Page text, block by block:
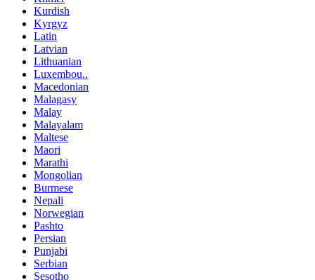
Kurdish
Kyrgyz
Latin
Latvian
Lithuanian
Luxembou..
Macedonian
Malagasy
Malay
Malayalam
Maltese
Maori
Marathi
Mongolian
Burmese
Nepali
Norwegian
Pashto
Persian
Punjabi
Serbian
Sesotho